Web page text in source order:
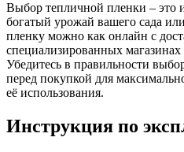
Выбор тепличной пленки – это
богатый урожай вашего сада
пленку можно как онлайн с
специализированных магазинах
Убедитесь в правильности
перед покупкой для
её использования.
Инструкция по